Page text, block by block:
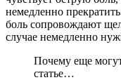
немедленно
боль сопровождают
случае немедленно
Почему еще
статье…